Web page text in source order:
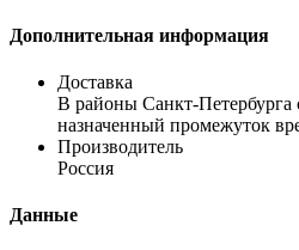
Дополнительная информация
Доставка
В районы Санкт-Петербурга
назначенный промежуток
Производитель
Россия
Данные